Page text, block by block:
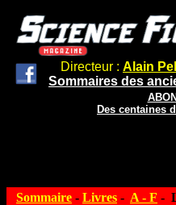
Directeur : Alain
Sommaires des
Des centaines
Sommaire - Livres - A - F -